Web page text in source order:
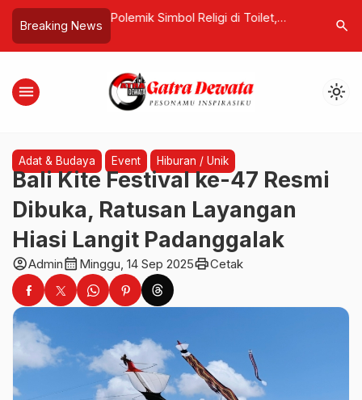
Breaking News
di Singapura,
Dugaan Hina
Polemik Simbol Religi di Toilet,
Organisasi
Harga
search
menu light_mode
Adat & Budaya Event Hiburan / Unik
Bali Kite Festival ke-47 Resmi
Dibuka, Ratusan Layangan
Hiasi Langit Padanggalak
account_circleAdmincalendar_month Minggu, 14 Sep 2025printCetak